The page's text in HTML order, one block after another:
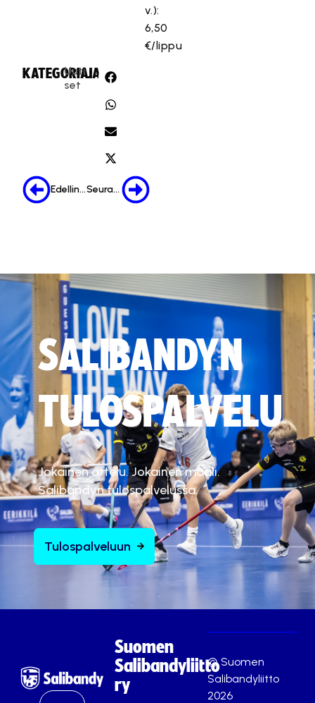
v.):
6,50
€/lippu
KATEGORIA:
Uuti
set
JAA:
Edellinen Seuraava
SALIBANDYN
TULOSPALVELU
Jokainen ottelu. Jokainen maali.
Salibandyn tulospalvelussa.
Tulospalveluun
Suomen
Salibandyliitto
ry
© Suomen
Salibandyliitto
2026